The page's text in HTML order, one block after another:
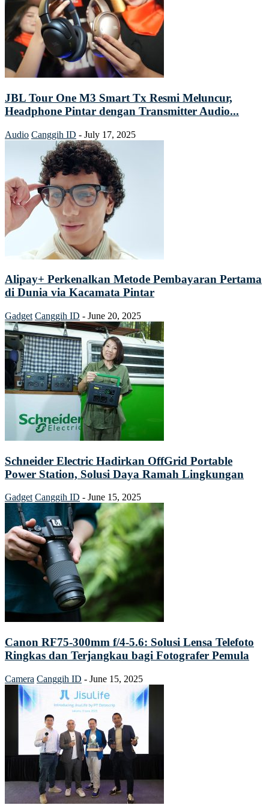
JBL Tour One M3 Smart Tx Resmi Meluncur,
Headphone Pintar dengan Transmitter Audio...
Audio Canggih ID - July 17, 2025
Alipay+ Perkenalkan Metode Pembayaran Pertama
di Dunia via Kacamata Pintar
Gadget Canggih ID - June 20, 2025
Schneider Electric Hadirkan OffGrid Portable
Power Station, Solusi Daya Ramah Lingkungan
Gadget Canggih ID - June 15, 2025
Canon RF75-300mm f/4-5.6: Solusi Lensa Telefoto
Ringkas dan Terjangkau bagi Fotografer Pemula
Camera Canggih ID - June 15, 2025